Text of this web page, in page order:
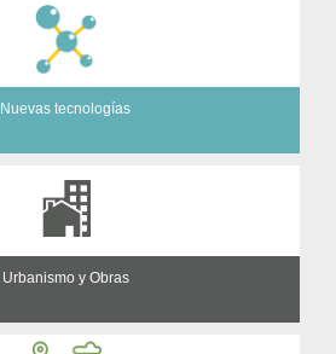
Nuevas tecnologías
Urbanismo y Obras